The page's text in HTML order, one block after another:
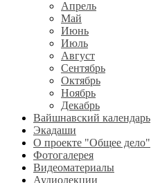
Апрель
Май
Июнь
Июль
Август
Сентябрь
Октябрь
Ноябрь
Декабрь
Вайшнавский календарь
Экадаши
О проекте "Общее дело"
Фотогалерея
Видеоматериалы
Аудиолекции